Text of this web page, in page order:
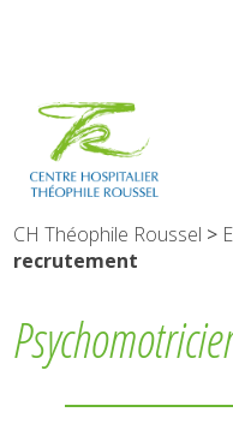
CH Théophile Roussel >
recrutement